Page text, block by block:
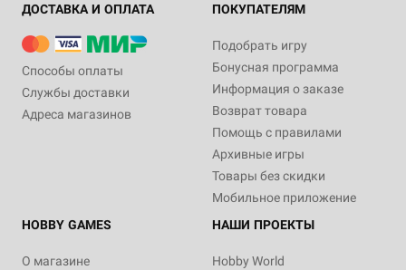
ДОСТАВКА И ОПЛАТА
Способы оплаты
Службы доставки
Адреса магазинов
ПОКУПАТЕЛЯМ
Подобрать игру
Бонусная программа
Информация о заказе
Возврат товара
Помощь с правилами
Архивные игры
Товары без скидки
Мобильное приложение
HOBBY GAMES
О магазине
НАШИ ПРОЕКТЫ
Hobby World